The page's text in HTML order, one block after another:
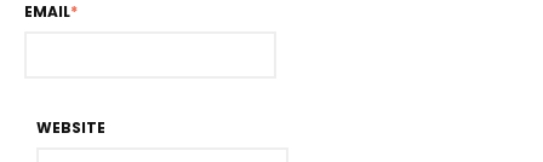
EMAIL*
WEBSITE